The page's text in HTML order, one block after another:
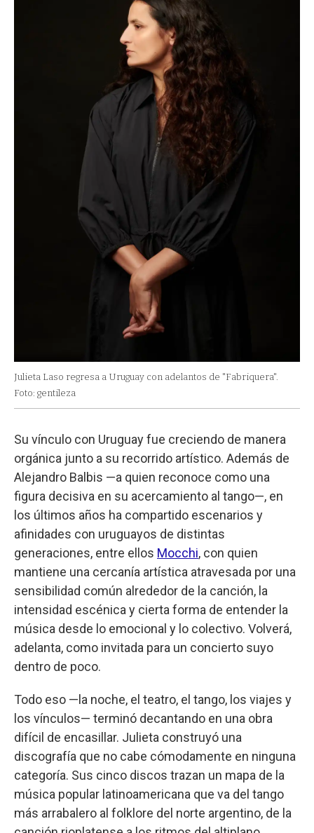
Julieta Laso regresa a Uruguay con adelantos de "Fabriquera".
Foto: gentileza
Su vínculo con Uruguay fue creciendo de manera
orgánica junto a su recorrido artístico. Además de
Alejandro Balbis —a quien reconoce como una
figura decisiva en su acercamiento al tango—, en
los últimos años ha compartido escenarios y
afinidades con uruguayos de distintas
generaciones, entre ellos Mocchi, con quien
mantiene una cercanía artística atravesada por una
sensibilidad común alrededor de la canción, la
intensidad escénica y cierta forma de entender la
música desde lo emocional y lo colectivo. Volverá,
adelanta, como invitada para un concierto suyo
dentro de poco.
Todo eso —la noche, el teatro, el tango, los viajes y
los vínculos— terminó decantando en una obra
difícil de encasillar. Julieta construyó una
discografía que no cabe cómodamente en ninguna
categoría. Sus cinco discos trazan un mapa de la
música popular latinoamericana que va del tango
más arrabalero al folklore del norte argentino, de la